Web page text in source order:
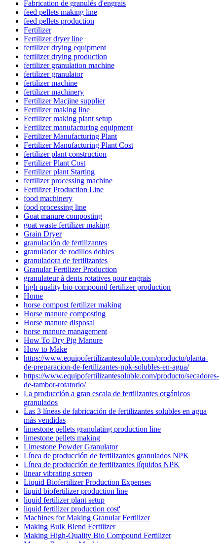
Fabrication de granulés d'engrais
feed pellets making line
feed pellets production
Fertilizer
Fertilizer dryer line
fertilizer drying equipment
fertilizer drying production
fertilizer granulation machine
fertilizer granulator
fertilizer machine
fertilizer machinery
Fertilizer Macjine supplier
Fertilizer making line
Fertilizer making plant setup
Fertilizer manufacturing equipment
Fertilizer Manufacturing Plant
Fertilizer Manufacturing Plant Cost
fertilizer plant construction
Fertilizer Plant Cost
Fertilizer plant Starting
fertilizer processing machine
Fertilizer Production Line
food machinery
food processing line
Goat manure composting
goat waste fertilizer making
Grain Dryer
granulación de fertilizantes
granulador de rodillos dobles
granuladora de fertilizantes
Granular Fertilizer Production
granulateur à dents rotatives pour engrais
high quality bio compound fertilizer production
Home
horse compost fertilizer making
Horse manure composting
Horse manure disposal
horse manure management
How To Dry Pig Manure
How to Make
https://www.equipofertilizantesoluble.com/producto/planta-
de-preparacion-de-fertilizantes-npk-solubles-en-agua/
https://www.equipofertilizantesoluble.com/producto/secadores-
de-tambor-rotatorio/
La producción a gran escala de fertilizantes orgánicos
granulados
Las 3 líneas de fabricación de fertilizantes solubles en agua
más vendidas
limestone pellets granulating production line
limestone pellets making
Limestone Powder Granulator
Línea de producción de fertilizantes granulados NPK
Línea de producción de fertilizantes líquidos NPK
linear vibrating screen
Liquid Biofertilizer Production Expenses
liquid biofertilizer production line
liquid fertilizer plant setup
liquid fertilizer production cost'
Machines for Making Granular Fertilizer
Making Bulk Blend Fertilizer
Making High-Quality Bio Compound Fertilizer